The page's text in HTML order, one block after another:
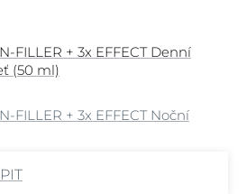
FILLER + 3x EFFECT Denní
(50 ml)
FILLER + 3x EFFECT Noční